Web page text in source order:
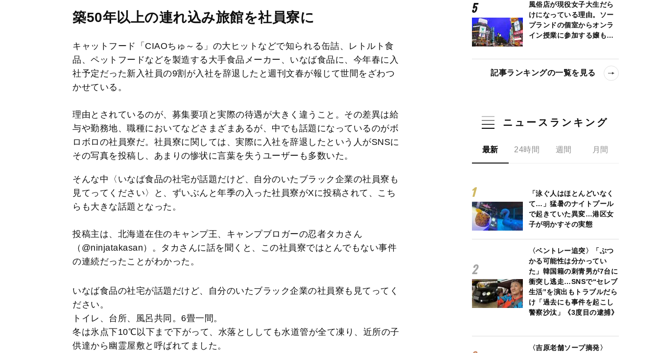
M
u
e
築50年以上の連れ込み旅館を社員寮に
キャットフード「CIAOちゅ～る」の大ヒットなどで知られる缶詰、レトルト食
品、ペットフードなどを製造する大手食品メーカー、いなば食品に、今年春に入
社予定だった新入社員の9割が入社を辞退したと週刊文春が報じて世間をざわつ
かせている。
理由とされているのが、募集要項と実際の待遇が大きく違うこと。その差異は給
与や勤務地、職種においてなどさまざまあるが、中でも話題になっているのがボ
ロボロの社員寮だ。社員寮に関しては、実際に入社を辞退したという人がSNSに
その写真を投稿し、あまりの惨状に言葉を失うユーザーも多数いた。
そんな中〈いなば食品の社宅が話題だけど、自分のいたブラック企業の社員寮も
見てってください〉と、ずいぶんと年季の入った社員寮がXに投稿されて、こち
らも大きな話題となった。
投稿主は、北海道在住のキャンプ王、キャンプブロガーの忍者タカさん
（@ninjatakasan）。タカさんに話を聞くと、この社員寮ではとんでもない事件
の連続だったことがわかった。
いなば食品の社宅が話題だけど、自分のいたブラック企業の社員寮も見てってく
ださい。
トイレ、台所、風呂共同。6畳一間。
冬は氷点下10℃以下まで下がって、水落とししても水道管が全て凍り、近所の子
供達から幽霊屋敷と呼ばれてました。
風俗店が現役女子大生だら
けになっている理由。ソー
プランドの個室からオンラ
イン授業に参加する嬢も…
記事ランキングの一覧を見る
ニュースランキング
最新 24時間 週間 月間
「泳ぐ人はほとんどいなく
て…」猛暑のナイトプール
で起きていた異変…港区女
子が明かすその実態
〈ベントレー追突〉「ぶつ
かる可能性は分かってい
た」韓国籍の刺青男が7台に
衝突し逃走…SNSで“セレブ
生活”を演出もトラブルだら
け「過去にも事件を起こし
警察沙汰」《3度目の逮捕》
〈吉原老舗ソープ摘発〉